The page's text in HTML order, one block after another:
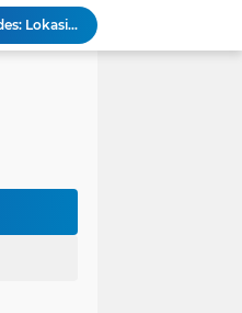
Viral,Buaya Muncul di Sungai Batanghari Pulau Kayu Aro, Sekdes: Lokasi di RT 07`
26 Menit Tuntas! Damkar Sungai Bahar Evakuasi Ular di Halaman Rumah Warga
Kapolres Muaro Jambi Dorong Penyelesaian Permasalahan PT SATU Melalui Dialog dan Kepastian Hukum